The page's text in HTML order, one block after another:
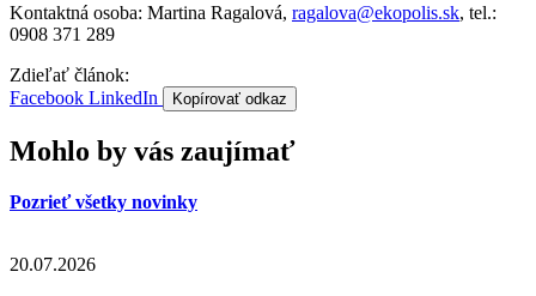
Kontaktná osoba: Martina Ragalová, ragalova@ekopolis.sk, tel.:
0908 371 289
Zdieľať článok:
Facebook LinkedIn Kopírovať odkaz
Mohlo by vás zaujímať
Pozrieť všetky novinky
20.07.2026